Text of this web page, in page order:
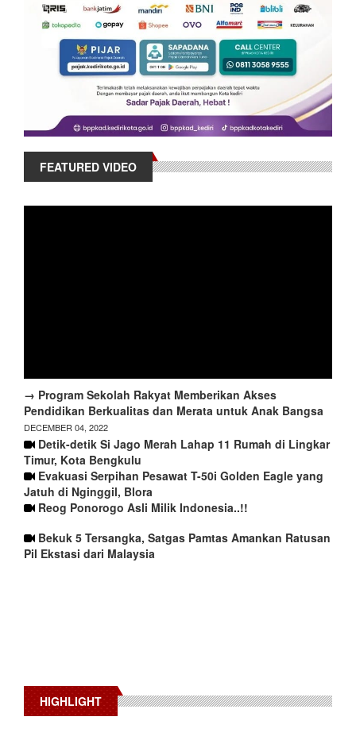
FEATURED VIDEO
→ Program Sekolah Rakyat Memberikan Akses
Pendidikan Berkualitas dan Merata untuk Anak Bangsa
DECEMBER 04, 2022
Detik-detik Si Jago Merah Lahap 11 Rumah di Lingkar
Timur, Kota Bengkulu
Evakuasi Serpihan Pesawat T-50i Golden Eagle yang
Jatuh di Nginggil, Blora
Reog Ponorogo Asli Milik Indonesia..!!
Bekuk 5 Tersangka, Satgas Pamtas Amankan Ratusan
Pil Ekstasi dari Malaysia
HIGHLIGHT